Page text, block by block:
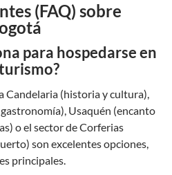
(FAQ) sobre
para hospedarse en
Candelaria (historia y cultura),
Usaquén (encanto
o el sector de Corferias
son excelentes opciones,
principales.